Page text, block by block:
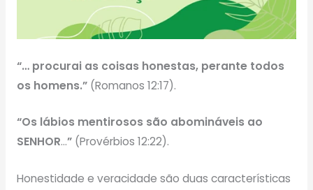
“… procurai as coisas honestas, perante todos
os homens.”(Romanos 12:17).
“Os lábios mentirosos são abomináveis ao
SENHOR…”(Provérbios 12:22).
Honestidade e veracidade são duas características